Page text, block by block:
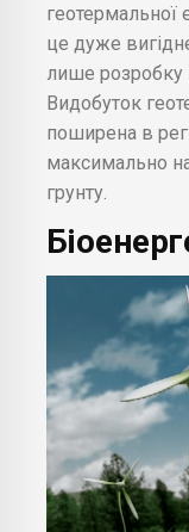
геотермальної
це дуже
лише розробку
Видобуток
поширена в
максимально
грунту.